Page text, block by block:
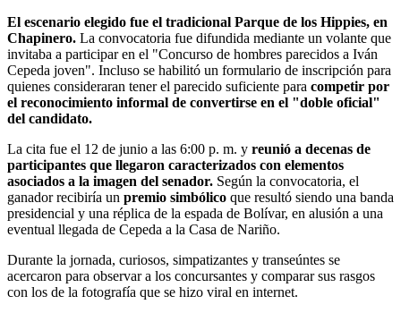
El escenario elegido fue el tradicional Parque de los Hippies, en
Chapinero. La convocatoria fue difundida mediante un volante que
invitaba a participar en el "Concurso de hombres parecidos a Iván
Cepeda joven". Incluso se habilitó un formulario de inscripción para
quienes consideraran tener el parecido suficiente para competir por
el reconocimiento informal de convertirse en el "doble oficial"
del candidato.
La cita fue el 12 de junio a las 6:00 p. m. y reunió a decenas de
participantes que llegaron caracterizados con elementos
asociados a la imagen del senador. Según la convocatoria, el
ganador recibiría un premio simbólico que resultó siendo una banda
presidencial y una réplica de la espada de Bolívar, en alusión a una
eventual llegada de Cepeda a la Casa de Nariño.
Durante la jornada, curiosos, simpatizantes y transeúntes se
acercaron para observar a los concursantes y comparar sus rasgos
con los de la fotografía que se hizo viral en internet.